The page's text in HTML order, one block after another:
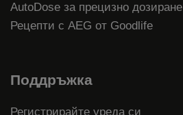
AutoDose за прецизно дозиране
Рецепти с AEG от Goodlife
Поддръжка
Регистрирайте уреда си